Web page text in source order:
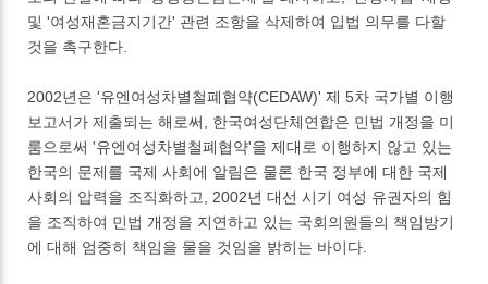
및 '여성재혼금지기간' 관련 조항을 삭제하여 입법 의무를 다할
것을 촉구한다.
2002년은 '유엔여성차별철폐협약(CEDAW)' 제 5차 국가별 이행
보고서가 제출되는 해로써, 한국여성단체연합은 민법 개정을 미
룸으로써 '유엔여성차별철폐협약'을 제대로 이행하지 않고 있는
한국의 문제를 국제 사회에 알림은 물론 한국 정부에 대한 국제
사회의 압력을 조직화하고, 2002년 대선 시기 여성 유권자의 힘
을 조직하여 민법 개정을 지연하고 있는 국회의원들의 책임방기
에 대해 엄중히 책임을 물을 것임을 밝히는 바이다.